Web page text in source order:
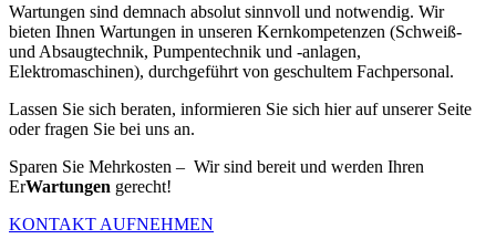
Wartungen sind demnach absolut sinnvoll und notwendig. Wir
bieten Ihnen Wartungen in unseren Kernkompetenzen (Schweiß-
und Absaugtechnik, Pumpentechnik und -anlagen,
Elektromaschinen), durchgeführt von geschultem Fachpersonal.
Lassen Sie sich beraten, informieren Sie sich hier auf unserer Seite
oder fragen Sie bei uns an.
Sparen Sie Mehrkosten – Wir sind bereit und werden Ihren
ErWartungen gerecht!
KONTAKT AUFNEHMEN